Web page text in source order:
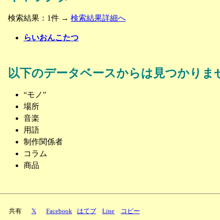
検索結果：1件 → 検索結果詳細へ
らいおんこたつ
以下のデータベースからは見つかりま
“モノ”
場所
音楽
用語
制作関係者
コラム
商品
共有 𝕏 Facebook はてブ Line コピー